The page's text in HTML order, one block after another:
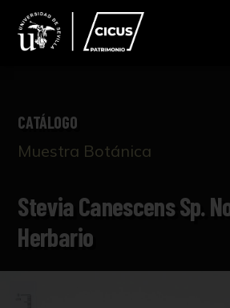
CATÁLOGO
Muestra Botánica
Stevia Canescens Sp.
Herbario